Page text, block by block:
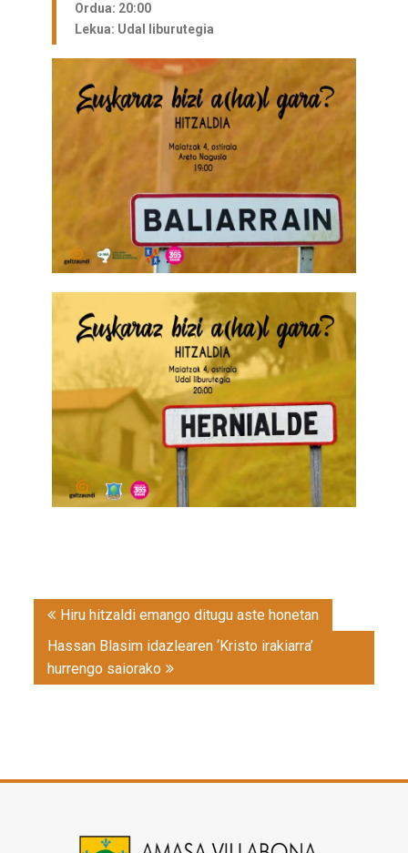
Ordua: 20:00
Lekua: Udal liburutegia
navigation
Hiru hitzaldi emango ditugu aste honetan
Hassan Blasim idazlearen ‘Kristo irakiarra’
hurrengo saiorako